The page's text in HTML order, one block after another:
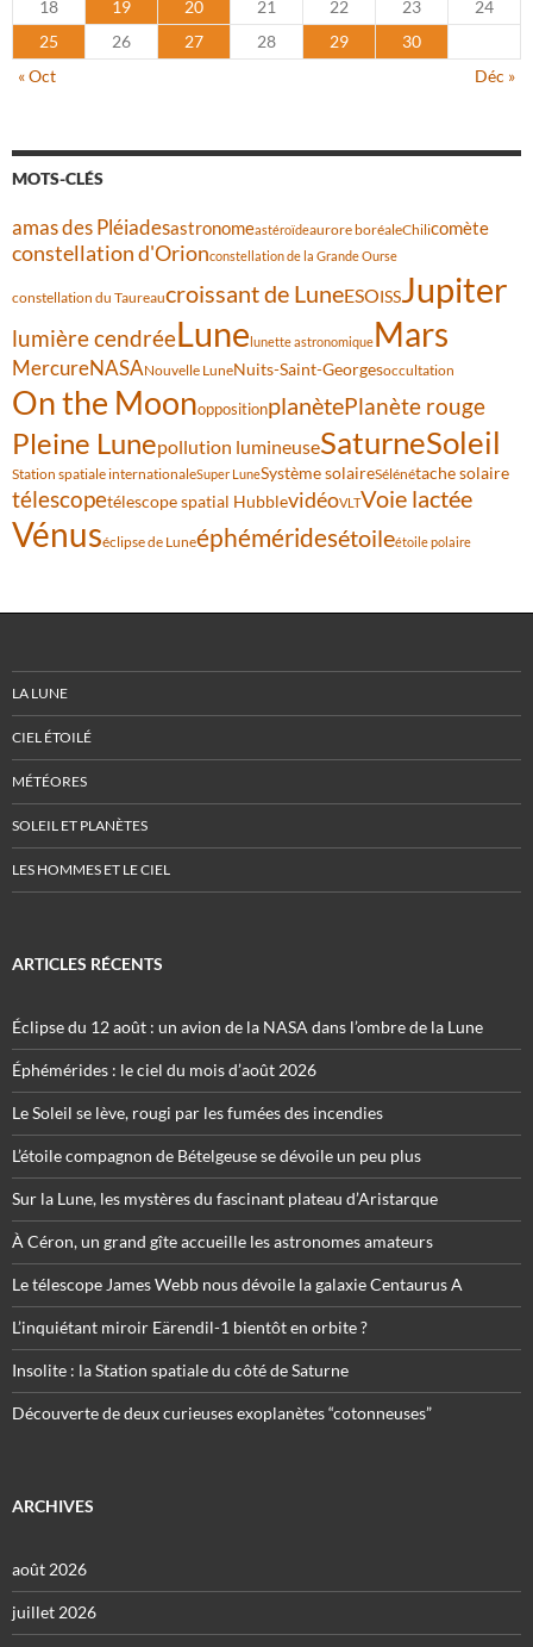
18
19 20 21 22 23
24
25
26 27 28 29
30
« Oct
Déc »
MOTS-CLÉS
amas des Pléiadesastronomeastéroïdeaurore boréaleChilicomète
constellation d'Orionconstellation de la Grande Ourse
constellation du Taureaucroissant de LuneESOISSJupiter
lumière cendréeLunelunette astronomiqueMars
MercureNASANouvelle LuneNuits-Saint-Georgesoccultation
On the MoonoppositionplanètePlanète rouge
Pleine Lunepollution lumineuseSaturneSoleil
Station spatiale internationaleSuper LuneSystème solaireSélénétache solaire
télescopetélescope spatial HubblevidéoVLTVoie lactée
Vénuséclipse de Luneéphéméridesétoileétoile polaire
LA LUNE
CIEL ÉTOILÉ
MÉTÉORES
SOLEIL ET PLANÈTES
LES HOMMES ET LE CIEL
ARTICLES RÉCENTS
Éclipse du 12 août : un avion de la NASA dans l’ombre de la Lune
Éphémérides : le ciel du mois d’août 2026
Le Soleil se lève, rougi par les fumées des incendies
L’étoile compagnon de Bételgeuse se dévoile un peu plus
Sur la Lune, les mystères du fascinant plateau d’Aristarque
À Céron, un grand gîte accueille les astronomes amateurs
Le télescope James Webb nous dévoile la galaxie Centaurus A
L’inquiétant miroir Eärendil-1 bientôt en orbite ?
Insolite : la Station spatiale du côté de Saturne
Découverte de deux curieuses exoplanètes “cotonneuses”
ARCHIVES
août 2026
juillet 2026